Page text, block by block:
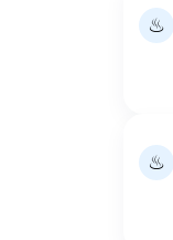
♨
♨